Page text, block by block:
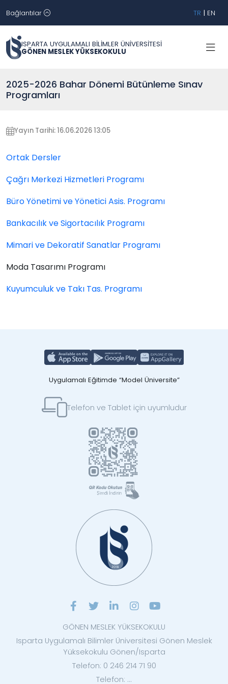
Bağlantılar TR | EN
ISPARTA UYGULAMALI BİLİMLER ÜNİVERSİTESİ
GÖNEN MESLEK YÜKSEKOKULU
2025-2026 Bahar Dönemi Bütünleme Sınav
Programları
Yayın Tarihi: 16.06.2026 13:05
Ortak Dersler
Çağrı Merkezi Hizmetleri Programı
Büro Yönetimi ve Yönetici Asis. Programı
Bankacılık ve Sigortacılık Programı
Mimari ve Dekoratif Sanatlar Programı
Moda Tasarımı Programı
Kuyumculuk ve Takı Tas. Programı
Uygulamalı Eğitimde “Model Üniversite”
Telefon ve Tablet için uyumludur
GÖNEN MESLEK YÜKSEKOKULU
Isparta Uygulamalı Bilimler Üniversitesi Gönen Meslek
Yüksekokulu Gönen/Isparta
Telefon: 0 246 214 71 90
Telefon: ...